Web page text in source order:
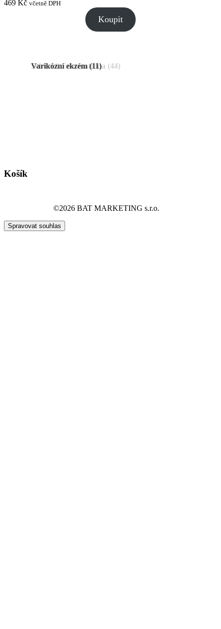
Akné (Acne vulgaris)(31)
Atopický ekzém(46)
Bradavice(2)
Kontaktní dermatitida (38)
Lupénka(40)
Opar na rtu(3)
Opruzeniny(4)
Plíseň, mycóza(11)
Rosacea(5)
Seborická dermatitida (44)
Varikózní ekzém(11)
469 Kč včetně DPH
Koupit
Košík
©2026 BAT MARKETING s.r.o.
Spravovat souhlas